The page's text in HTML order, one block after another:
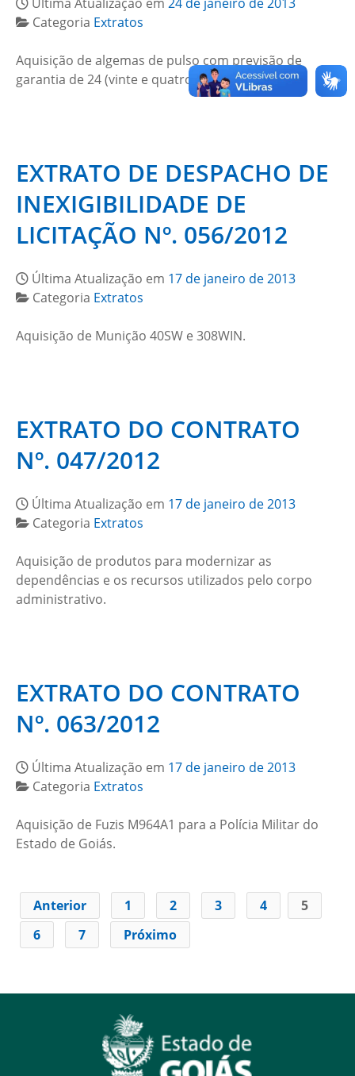
Categoria Extratos
Aquisição de algemas de pulso com previsão de
garantia de 24 (vinte e quatro) meses.
EXTRATO DE DESPACHO DE
INEXIGIBILIDADE DE
LICITAÇÃO Nº. 056/2012
Última Atualização em 17 de janeiro de 2013
Categoria Extratos
Aquisição de Munição 40SW e 308WIN.
EXTRATO DO CONTRATO
Nº. 047/2012
Última Atualização em 17 de janeiro de 2013
Categoria Extratos
Aquisição de produtos para modernizar as
dependências e os recursos utilizados pelo corpo
administrativo.
EXTRATO DO CONTRATO
Nº. 063/2012
Última Atualização em 17 de janeiro de 2013
Categoria Extratos
Aquisição de Fuzis M964A1 para a Polícia Militar do
Estado de Goiás.
Anterior 1 2 3 4
5
6
7 Próximo